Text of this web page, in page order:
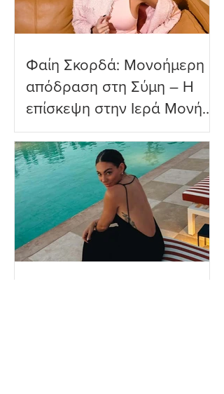
Φαίη Σκορδά: Μονοήμερη
απόδραση στη Σύμη – Η
επίσκεψη στην Ιερά Μονή
Πανορμίτη